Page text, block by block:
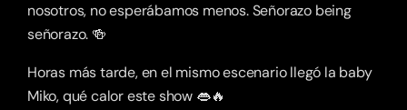
nosotros, no esperábamos menos. Señorazo being
señorazo. 🍻
Horas más tarde, en el mismo escenario llegó la baby
Miko, qué calor este show 👄🔥